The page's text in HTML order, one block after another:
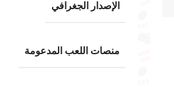
الإصدار الجغرافي
منصات اللعب المدعومة